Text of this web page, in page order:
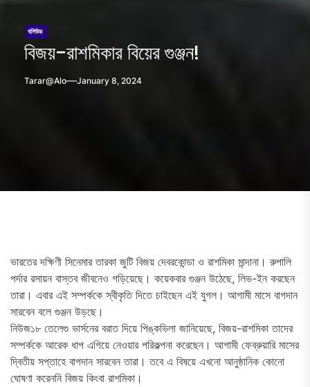
বলিউড
বিজয়-রাশমিকার বিয়ের গুঞ্জন!
Tarar@alo January 8, 2024
ভারতের দক্ষিণী সিনেমার তারকা জুটি বিজয় দেবরকোন্ডা ও রাশমিকা মান্দানা। রুপালি
পর্দার রসায়ন বাস্তব জীবনেও গড়িয়েছে। কয়েকবার গুঞ্জন উঠেছে, লিভ-ইন করছেন
তারা। এবার এই সম্পর্ককে স্বীকৃতি দিতে চাইছেন এই যুগল। আগামী মাসে বাগদান
সারবেন বলে গুঞ্জন উড়ছে।
নিউজ১৮ তেলেগু ভার্সনের বরাত দিয়ে পিঙ্কভিলা জানিয়েছে, বিজয়-রাশমিকা তাদের
সম্পর্ককে আরেক ধাপ এগিয়ে নেওয়ার পরিকল্পনা করেছেন। আগামী ফেব্রুয়ারি মাসের
দ্বিতীয় সপ্তাহে বাগদান সারবেন তারা। তবে এ বিষয়ে এখনো আনুষ্ঠানিক কোনো
ঘোষণা করেননি বিজয় কিংবা রাশমিকা।